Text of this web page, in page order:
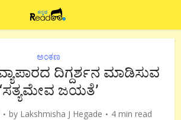
ಅಂಕಣ
ದಿಗ್ದರ್ಶನ ಮಾಡಿಸುವ
‘ಸತ್ಯಮೇವ ಜಯತೆ’
by Lakshmisha J Hegade 4 min read